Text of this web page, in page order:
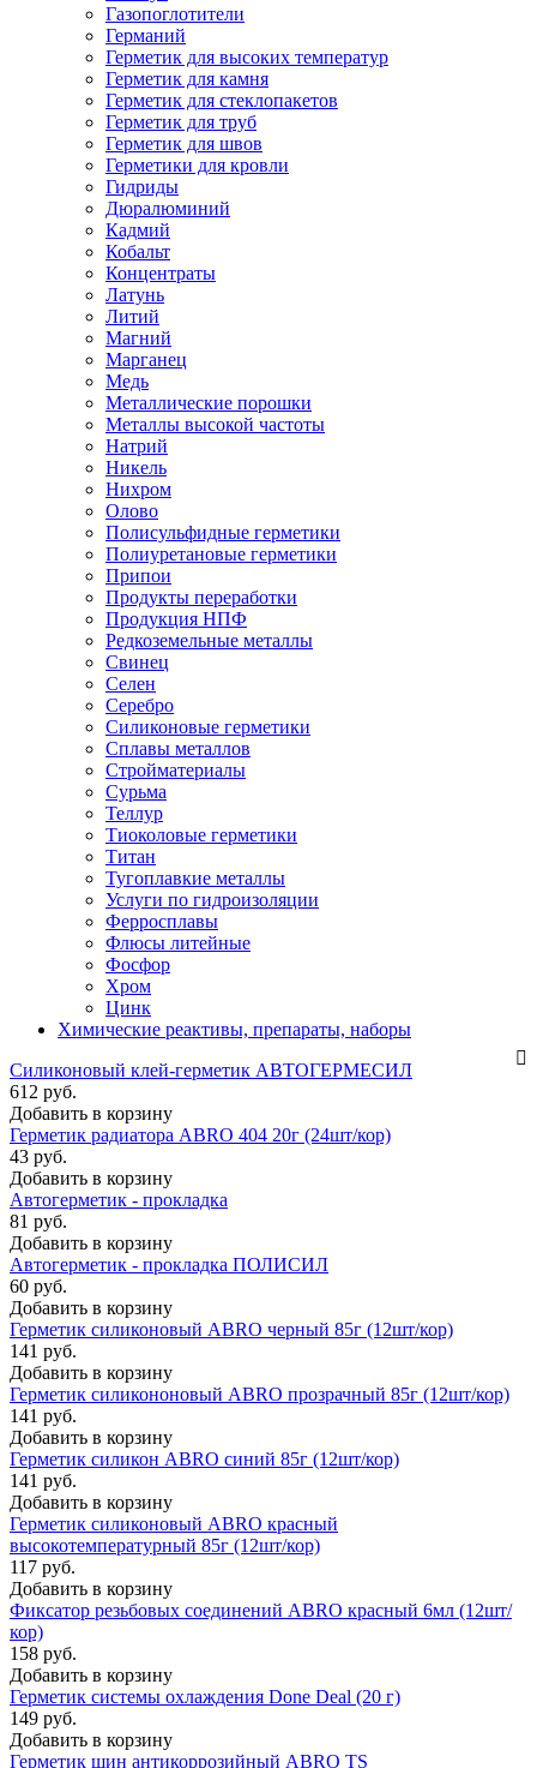
Газопоглотители
Германий
Герметик для высоких температур
Герметик для камня
Герметик для стеклопакетов
Герметик для труб
Герметик для швов
Герметики для кровли
Гидриды
Дюралюминий
Кадмий
Кобальт
Концентраты
Латунь
Литий
Магний
Марганец
Медь
Металлические порошки
Металлы высокой частоты
Натрий
Никель
Нихром
Олово
Полисульфидные герметики
Полиуретановые герметики
Припои
Продукты переработки
Продукция НПФ
Редкоземельные металлы
Свинец
Селен
Серебро
Силиконовые герметики
Сплавы металлов
Стройматериалы
Сурьма
Теллур
Тиоколовые герметики
Титан
Тугоплавкие металлы
Услуги по гидроизоляции
Ферросплавы
Флюсы литейные
Фосфор
Хром
Цинк
Химические реактивы, препараты, наборы
Силиконовый клей-герметик АВТОГЕРМЕСИЛ
612 руб.
Добавить в корзину
Герметик радиатора ABRO 404 20г (24шт/кор)
43 руб.
Добавить в корзину
Автогерметик - прокладка
81 руб.
Добавить в корзину
Автогерметик - прокладка ПОЛИСИЛ
60 руб.
Добавить в корзину
Герметик силиконовый ABRO черный 85г (12шт/кор)
141 руб.
Добавить в корзину
Герметик силикононовый ABRO прозрачный 85г (12шт/кор)
141 руб.
Добавить в корзину
Герметик силикон ABRO синий 85г (12шт/кор)
141 руб.
Добавить в корзину
Герметик силиконовый ABRO красный
высокотемпературный 85г (12шт/кор)
117 руб.
Добавить в корзину
Фиксатор резьбовых соединений ABRO красный 6мл (12шт/
кор)
158 руб.
Добавить в корзину
Герметик системы охлаждения Done Deal (20 г)
149 руб.
Добавить в корзину
Герметик шин антикоррозийный ABRO TS